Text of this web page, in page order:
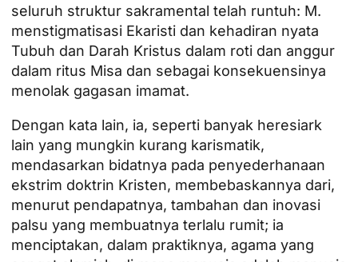
seluruh struktur sakramental telah runtuh: M.
menstigmatisasi Ekaristi dan kehadiran nyata
Tubuh dan Darah Kristus dalam roti dan anggur
dalam ritus Misa dan sebagai konsekuensinya
menolak gagasan imamat.
Dengan kata lain, ia, seperti banyak heresiark
lain yang mungkin kurang karismatik,
mendasarkan bidatnya pada penyederhanaan
ekstrim doktrin Kristen, membebaskannya dari,
menurut pendapatnya, tambahan dan inovasi
palsu yang membuatnya terlalu rumit; ia
menciptakan, dalam praktiknya, agama yang